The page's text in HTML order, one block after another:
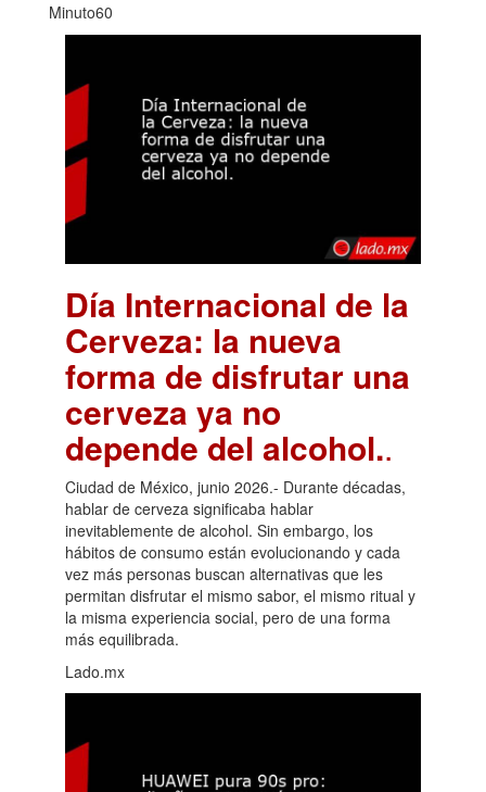
Minuto60
Día Internacional de la
Cerveza: la nueva
forma de disfrutar una
cerveza ya no
depende del alcohol..
Ciudad de México, junio 2026.- Durante décadas,
hablar de cerveza significaba hablar
inevitablemente de alcohol. Sin embargo, los
hábitos de consumo están evolucionando y cada
vez más personas buscan alternativas que les
permitan disfrutar el mismo sabor, el mismo ritual y
la misma experiencia social, pero de una forma
más equilibrada.
Lado.mx